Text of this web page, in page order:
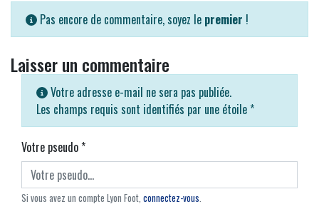
Pas encore de commentaire, soyez le premier !
Laisser un commentaire
Votre adresse e-mail ne sera pas publiée.
Les champs requis sont identifiés par une étoile *
Votre pseudo*
Si vous avez un compte Lyon Foot, connectez-vous.